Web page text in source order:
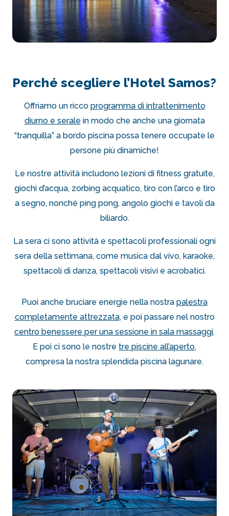
Perché scegliere l’Hotel Samos?
Offriamo un ricco programma di intrattenimento
diurno e serale in modo che anche una giornata
“tranquilla” a bordo piscina possa tenere occupate le
persone più dinamiche!
Le nostre attività includono lezioni di fitness gratuite,
giochi d’acqua, zorbing acquatico, tiro con l’arco e tiro
a segno, nonché ping pong, angolo giochi e tavoli da
biliardo.
La sera ci sono attività e spettacoli professionali ogni
sera della settimana, come musica dal vivo, karaoke,
spettacoli di danza, spettacoli visivi e acrobatici.
Puoi anche bruciare energie nella nostra palestra
completamente attrezzata, e poi passare nel nostro
centro benessere per una sessione in sala massaggi.
E poi ci sono le nostre tre piscine all’aperto,
compresa la nostra splendida piscina lagunare.